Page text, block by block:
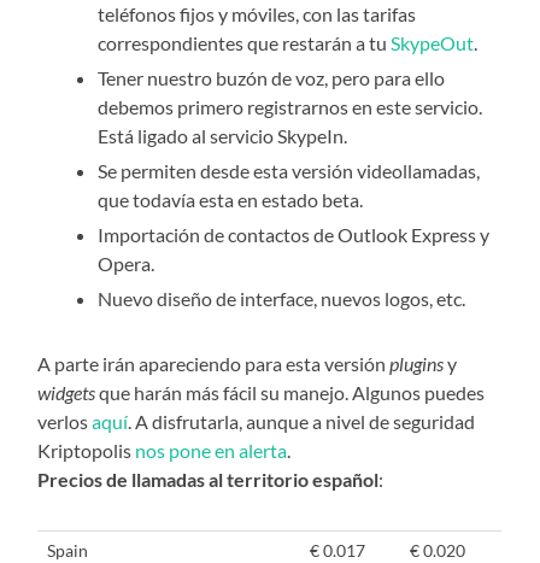
teléfonos fijos y móviles, con las tarifas
correspondientes que restarán a tuSkypeOut.
Tener nuestro buzón de voz, pero para ello
debemos primero registrarnos en este servicio.
Está ligado al servicio SkypeIn.
Se permiten desde esta versión videollamadas,
que todavía esta en estado beta.
Importación de contactos de Outlook Express y
Opera.
Nuevo diseño de interface, nuevos logos, etc.
A parte irán apareciendo para esta versiónpluginsy
widgetsque harán más fácil su manejo. Algunos puedes
verlosaquí. A disfrutarla, aunque a nivel de seguridad
Kriptopolis nos pone en alerta.
Precios de llamadas al territorio español:
Spain € 0.017
€ 0.020